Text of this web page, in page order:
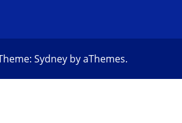
Sydney by aThemes.